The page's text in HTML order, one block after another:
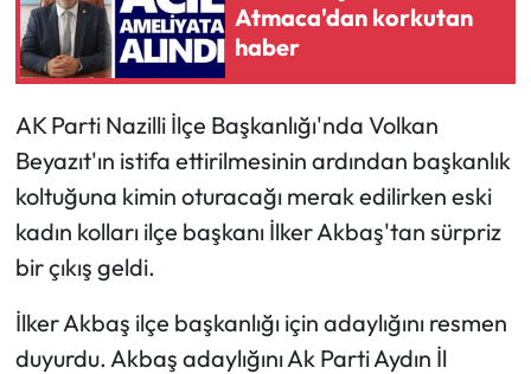
Atmaca'dan korkutan
haber
AK Parti Nazilli İlçe Başkanlığı'nda Volkan
Beyazıt'ın istifa ettirilmesinin ardından başkanlık
koltuğuna kimin oturacağı merak edilirken eski
kadın kolları ilçe başkanı İlker Akbaş'tan sürpriz
bir çıkış geldi.
İlker Akbaş ilçe başkanlığı için adaylığını resmen
duyurdu. Akbaş adaylığını Ak Parti Aydın İl